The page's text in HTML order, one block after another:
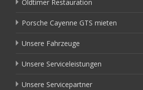
Oldtimer Restauration
Porsche Cayenne GTS mieten
Unsere Fahrzeuge
Unsere Serviceleistungen
Unsere Servicepartner